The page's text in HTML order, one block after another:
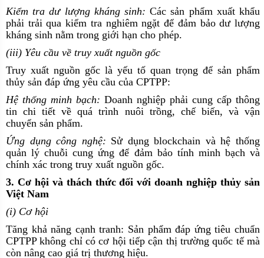
Kiểm tra dư lượng kháng sinh:Các sản phẩm xuất khẩu
phải trải qua kiểm tra nghiêm ngặt để đảm bảo dư lượng
kháng sinh nằm trong giới hạn cho phép.
(iii) Yêu cầu về truy xuất nguồn gốc
Truy xuất nguồn gốc là yếu tố quan trọng để sản phẩm
thủy sản đáp ứng yêu cầu của CPTPP:
Hệ thống minh bạch: Doanh nghiệp phải cung cấp thông
tin chi tiết về quá trình nuôi trồng, chế biến, và vận
chuyển sản phẩm.
Ứng dụng công nghệ: Sử dụng blockchain và hệ thống
quản lý chuỗi cung ứng để đảm bảo tính minh bạch và
chính xác trong truy xuất nguồn gốc.
3. Cơ hội và thách thức đối với doanh nghiệp thủy sản
Việt Nam
(i) Cơ hội
Tăng khả năng cạnh tranh: Sản phẩm đáp ứng tiêu chuẩn
CPTPP không chỉ có cơ hội tiếp cận thị trường quốc tế mà
còn nâng cao giá trị thương hiệu.